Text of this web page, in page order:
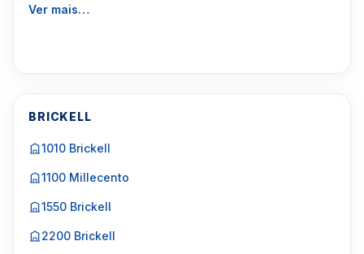
Ver mais…
BRICKELL
1010 Brickell
1100 Millecento
1550 Brickell
2200 Brickell